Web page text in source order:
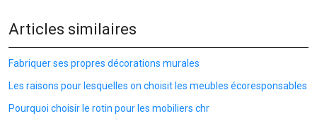
Articles similaires
Fabriquer ses propres décorations murales
Les raisons pour lesquelles on choisit les meubles écoresponsables
Pourquoi choisir le rotin pour les mobiliers chr